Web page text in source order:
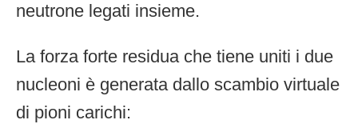
neutrone legati insieme.
La forza forte residua che tiene uniti i due
nucleoni è generata dallo scambio virtuale
di pioni carichi: